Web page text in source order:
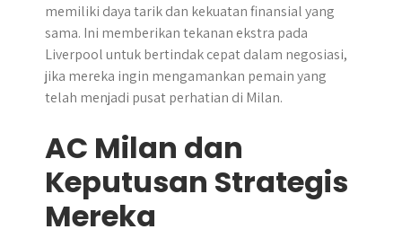
memiliki daya tarik dan kekuatan finansial yang
sama. Ini memberikan tekanan ekstra pada
Liverpool untuk bertindak cepat dalam negosiasi,
jika mereka ingin mengamankan pemain yang
telah menjadi pusat perhatian di Milan.
AC Milan dan
Keputusan Strategis
Mereka